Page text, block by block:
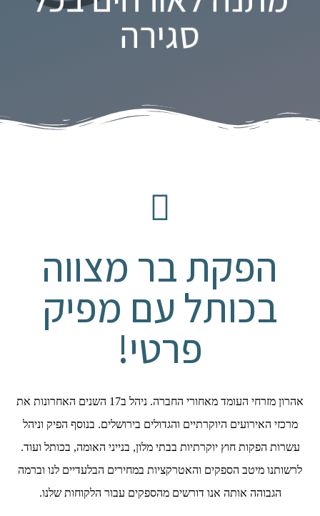
סגירה
הפקת בר מצווה
בכותל עם מפיק
פרטי!
אהרון מזרחי העומד מאחורי החברה. ניהל ב17 השנים האחרונות את
מרכזי האירועים היוקרתיים והגדולים בירושלים. בנוסף הפיק וניהל
עשרות הפקות חוץ יוקרתיות בבתי מלון, בנייני האומה, בכותל ועוד.
לרשותנו מיטב הספקים והאטרקציות במחירים הבלעדיים לנו וברמה
הגבוהה אותה אנו דורשים מהספקים עבור הלקוחות שלנו.